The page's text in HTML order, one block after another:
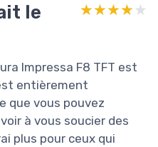
le
★★★★★
★★★★★
Impressa F8 TFT est
entièrement
que vous pouvez
à vous soucier des
plus pour ceux qui